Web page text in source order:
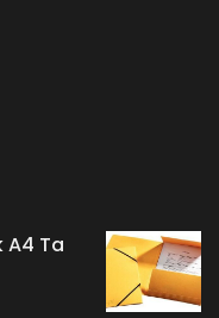
A4 Ta